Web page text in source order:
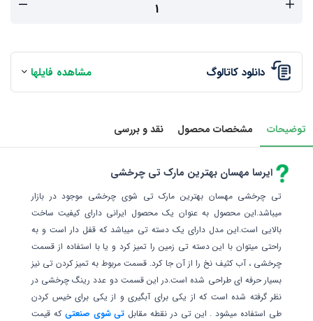
دانلود کاتالوگ مشاهده فایلها
توضیحات مشخصات محصول نقد و بررسی
ایرسا مهسان بهترین مارک تی چرخشی
تی چرخشی مهسان بهترین مارک تی شوی چرخشی موجود در بازار
میباشد.این محصول به عنوان یک محصول ایرانی دارای کیفیت ساخت
بالایی است.این مدل دارای یک دسته تی میباشد که قفل دار است و به
راحتی میتوان با این دسته تی زمین را تمیز کرد و یا با استفاده از قسمت
چرخشی ، آب کثیف نخ را از آن جا کرد. قسمت مربوط به تمیز کردن تی نیز
بسیار حرفه ای طراحی شده است.در این قسمت دو عدد رینگ چرخشی در
نظر گرفته شده است که از یکی برای آبگیری و از یکی برای خیس کردن
طی استفاده میشود . این تی در نقطه مقابل تی شوی صنعتی که قیمت